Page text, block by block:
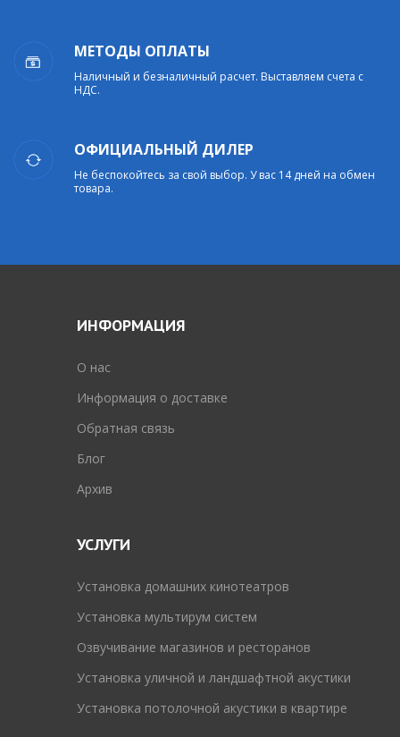
МЕТОДЫ ОПЛАТЫ
Наличный и безналичный расчет. Выставляем счета с
НДС.
ОФИЦИАЛЬНЫЙ ДИЛЕР
Не беспокойтесь за свой выбор. У вас 14 дней на обмен
товара.
ИНФОРМАЦИЯ
O нас
Информация о доставке
Обратная связь
Блог
Архив
УСЛУГИ
Установка домашних кинотеатров
Установка мультирум систем
Озвучивание магазинов и ресторанов
Установка уличной и ландшафтной акустики
Установка потолочной акустики в квартире